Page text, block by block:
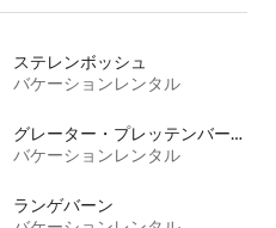
ステレンボッシュ
バケーションレンタル
グレーター・プレッテンバーグ・ベイ
バケーションレンタル
ランゲバーン